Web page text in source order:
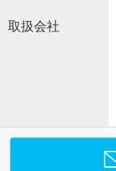
取扱会社